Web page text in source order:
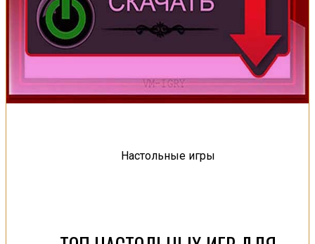
Настольные игры